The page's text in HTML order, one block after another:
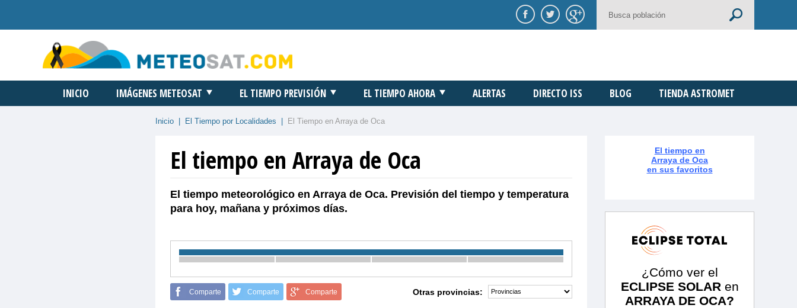
INICIO IMÁGENES METEOSAT EL TIEMPO PREVISIÓN EL TIEMPO AHORA ALERTAS DIRECTO ISS BLOG TIENDA ASTROMET
Inicio El Tiempo por Localidades El Tiempo en Arraya de Oca
El tiempo en Arraya de Oca
El tiempo meteorológico en Arraya de Oca. Previsión del tiempo y temperatura
para hoy, mañana y próximos días.
Comparte Comparte Comparte Otras provincias:
El tiempo en
Arraya de Oca
en sus favoritos
¿Cómo ver el
ECLIPSE SOLAR en
ARRAYA DE OCA?